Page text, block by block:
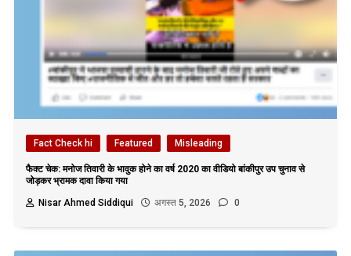
Fact Check hi Featured Misleading
फैक्ट चेक: मनोज तिवारी के भावुक होने का वर्ष 2020 का वीडियो बांकीपुर उप चुनाव से
जोड़कर भ्रामक दावा किया गया
Nisar Ahmed Siddiqui
अगस्त 5, 2026 0